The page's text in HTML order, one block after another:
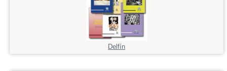
Delfín